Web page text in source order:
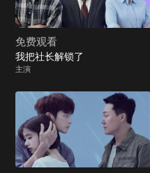
免费观看
我把社长解锁了
主演